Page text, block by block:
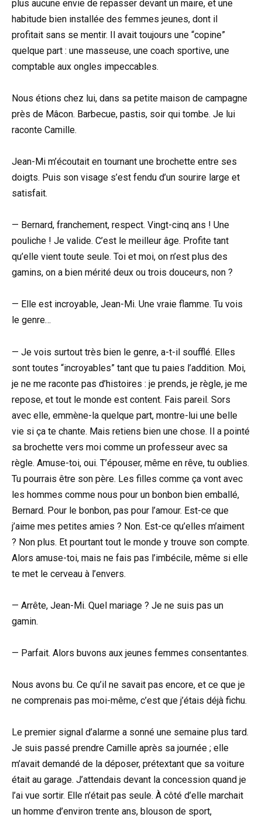
plus aucune envie de repasser devant un maire, et une
habitude bien installée des femmes jeunes, dont il
profitait sans se mentir. Il avait toujours une “copine”
quelque part : une masseuse, une coach sportive, une
comptable aux ongles impeccables.
Nous étions chez lui, dans sa petite maison de campagne
près de Mâcon. Barbecue, pastis, soir qui tombe. Je lui
raconte Camille.
Jean-Mi m’écoutait en tournant une brochette entre ses
doigts. Puis son visage s’est fendu d’un sourire large et
satisfait.
— Bernard, franchement, respect. Vingt-cinq ans ! Une
pouliche ! Je valide. C’est le meilleur âge. Profite tant
qu’elle vient toute seule. Toi et moi, on n’est plus des
gamins, on a bien mérité deux ou trois douceurs, non ?
— Elle est incroyable, Jean-Mi. Une vraie flamme. Tu vois
le genre…
— Je vois surtout très bien le genre, a-t-il soufflé. Elles
sont toutes “incroyables” tant que tu paies l’addition. Moi,
je ne me raconte pas d’histoires : je prends, je règle, je me
repose, et tout le monde est content. Fais pareil. Sors
avec elle, emmène-la quelque part, montre-lui une belle
vie si ça te chante. Mais retiens bien une chose. Il a pointé
sa brochette vers moi comme un professeur avec sa
règle. Amuse-toi, oui. T’épouser, même en rêve, tu oublies.
Tu pourrais être son père. Les filles comme ça vont avec
les hommes comme nous pour un bonbon bien emballé,
Bernard. Pour le bonbon, pas pour l’amour. Est-ce que
j’aime mes petites amies ? Non. Est-ce qu’elles m’aiment
? Non plus. Et pourtant tout le monde y trouve son compte.
Alors amuse-toi, mais ne fais pas l’imbécile, même si elle
te met le cerveau à l’envers.
— Arrête, Jean-Mi. Quel mariage ? Je ne suis pas un
gamin.
— Parfait. Alors buvons aux jeunes femmes consentantes.
Nous avons bu. Ce qu’il ne savait pas encore, et ce que je
ne comprenais pas moi-même, c’est que j’étais déjà fichu.
Le premier signal d’alarme a sonné une semaine plus tard.
Je suis passé prendre Camille après sa journée ; elle
m’avait demandé de la déposer, prétextant que sa voiture
était au garage. J’attendais devant la concession quand je
l’ai vue sortir. Elle n’était pas seule. À côté d’elle marchait
un homme d’environ trente ans, blouson de sport,